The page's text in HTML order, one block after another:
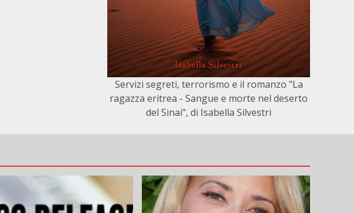
Servizi segreti, terrorismo e il romanzo "La
ragazza eritrea - Sangue e morte nel deserto
del Sinai", di Isabella Silvestri